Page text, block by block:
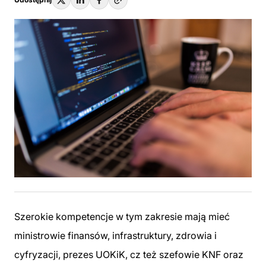
Szerokie kompetencje w tym zakresie mają mieć
ministrowie finansów, infrastruktury, zdrowia i
cyfryzacji, prezes UOKiK, cz też szefowie KNF oraz